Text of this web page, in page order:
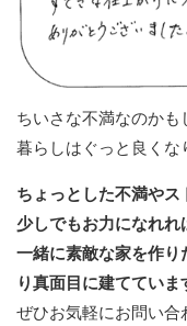
ちいさな不満なのかも
暮らしはぐっと良くな
ちょっとした不満やス
少しでもお力になれれ
一緒に素敵な家を作り
り真面目に建てていま
ぜひお気軽にお問い合